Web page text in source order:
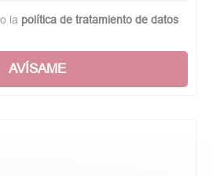
la política de tratamiento de datos
AVÍSAME